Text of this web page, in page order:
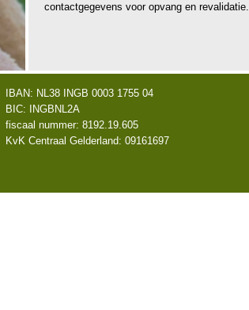
contactgegevens voor opvang en revalidatie.
IBAN: NL38 INGB 0003 1755 04
BIC: INGBNL2A
fiscaal nummer: 8192.19.605
KvK Centraal Gelderland: 09161697